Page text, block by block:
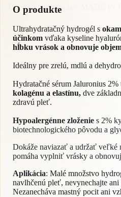
Denná
Hydratácia
O produkte
Ultrahydratačný hydrogél s
účinkom vďaka kyseline
hĺbku vrások a obnovuje
Ideálny pre zrelú, mdlú a
Hydratačné sérum Jaluronius 2%
kolagénu a elastínu, dve
zdravú pleť.
Hypoalergénne zloženie s 2%
biotechnologického pôvodu a
Dokáže naviazať a udržať veľké
pomáha vyplniť vrásky a
Aplikácia: Malé množstvo
navlhčenú pleť, nevynechajte
Nezanecháva mastný pocit ani